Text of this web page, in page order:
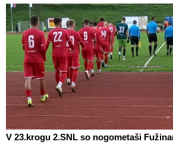
V 23.krogu 2.SNL so nogometaši